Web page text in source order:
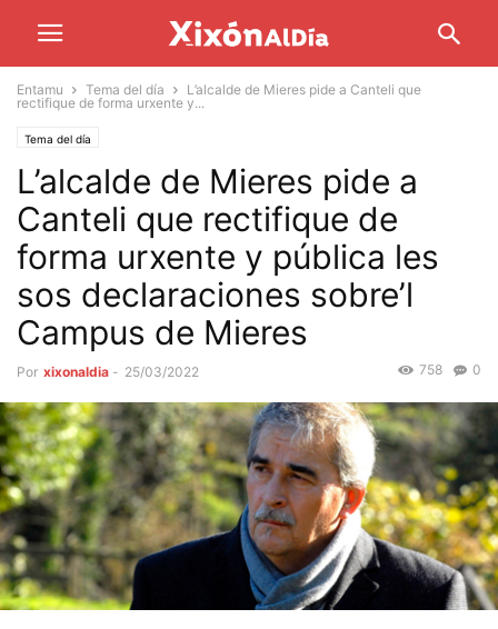
Entamu Tema del día
L’alcalde de Mieres pide a Canteli que
rectifique de forma urxente y...
Tema del día
L’alcalde de Mieres pide a
Canteli que rectifique de
forma urxente y pública les
sos declaraciones sobre’l
Campus de Mieres
Por xixonaldia - 25/03/2022 0
758